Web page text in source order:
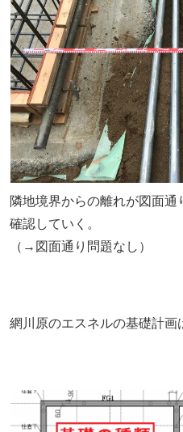
隣地境界からの離れが図面
確認していく。
（→図面通り問題なし）
網川原のエスネルの基礎計画